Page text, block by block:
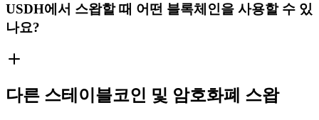
USDH에서 스왑할 때 어떤 블록체인을 사용할 수 있
나요?
다른 스테이블코인 및 암호화폐 스왑